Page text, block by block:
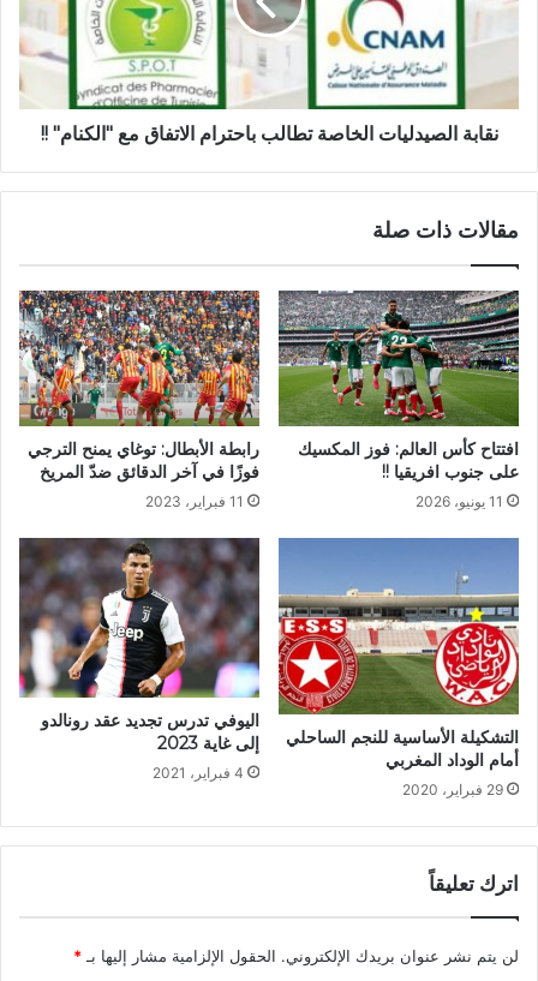
نقابة الصيدليات الخاصة تطالب باحترام الاتفاق مع "الكنام" !!
مقالات ذات صلة
افتتاح كأس العالم: فوز المكسيك
على جنوب افريقيا !!
11 يونيو، 2026
رابطة الأبطال: توغاي يمنح الترجي
فوزًا في آخر الدقائق ضدّ المريخ
11 فبراير، 2023
التشكيلة الأساسية للنجم الساحلي
أمام الوداد المغربي
29 فبراير، 2020
اليوفي تدرس تجديد عقد رونالدو
إلى غاية 2023
4 فبراير، 2021
اترك تعليقاً
لن يتم نشر عنوان بريدك الإلكتروني. الحقول الإلزامية مشار إليها بـ *